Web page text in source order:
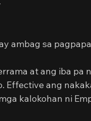
ambag sa
at ang iba pa
Effective ang
kalokohan ni